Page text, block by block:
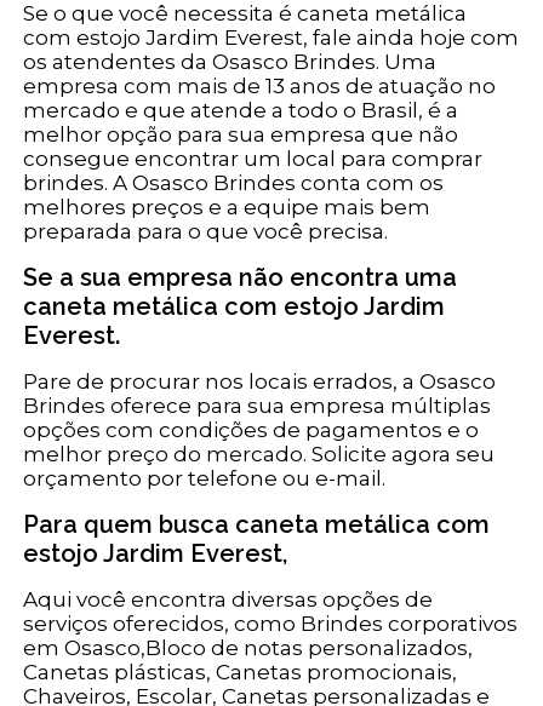
Se o que você necessita é caneta metálica
com estojo Jardim Everest, fale ainda hoje com
os atendentes da Osasco Brindes. Uma
empresa com mais de 13 anos de atuação no
mercado e que atende a todo o Brasil, é a
melhor opção para sua empresa que não
consegue encontrar um local para comprar
brindes. A Osasco Brindes conta com os
melhores preços e a equipe mais bem
preparada para o que você precisa.
Se a sua empresa não encontra uma
caneta metálica com estojo Jardim
Everest.
Pare de procurar nos locais errados, a Osasco
Brindes oferece para sua empresa múltiplas
opções com condições de pagamentos e o
melhor preço do mercado. Solicite agora seu
orçamento por telefone ou e-mail.
Para quem busca caneta metálica com
estojo Jardim Everest,
Aqui você encontra diversas opções de
serviços oferecidos, como Brindes corporativos
em Osasco,Bloco de notas personalizados,
Canetas plásticas, Canetas promocionais,
Chaveiros, Escolar, Canetas personalizadas e